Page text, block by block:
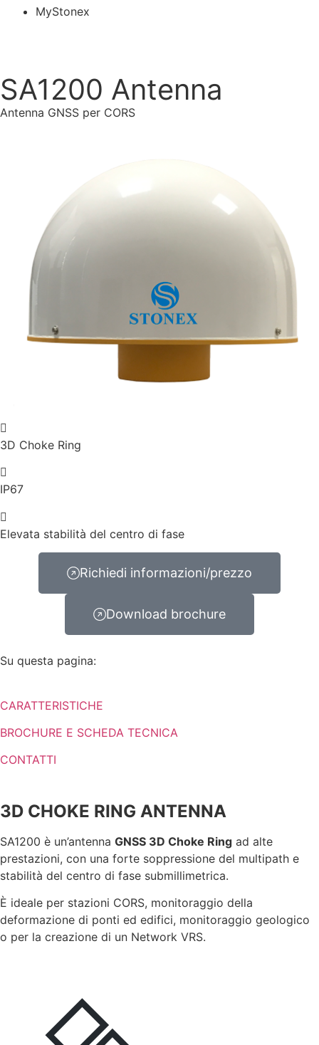
MyStonex
SA1200 Antenna
Antenna GNSS per CORS
3D Choke Ring
IP67
Elevata stabilità del centro di fase
Richiedi informazioni/prezzo
Download brochure
Su questa pagina:
CARATTERISTICHE
BROCHURE E SCHEDA TECNICA
CONTATTI
3D CHOKE RING ANTENNA
SA1200 è un’antenna GNSS 3D Choke Ring ad alte
prestazioni, con una forte soppressione del multipath e
stabilità del centro di fase submillimetrica.
È ideale per stazioni CORS, monitoraggio della
deformazione di ponti ed edifici, monitoraggio geologico
o per la creazione di un Network VRS.